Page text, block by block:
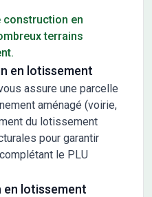
construction en
terrains
en lotissement
assure une parcelle
aménagé (voirie,
du lotissement
pour garantir
le PLU
en lotissement